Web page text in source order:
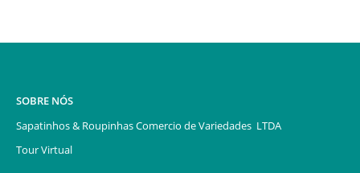
SOBRE NÓS
Sapatinhos & Roupinhas Comercio de Variedades LTDA
Tour Virtual